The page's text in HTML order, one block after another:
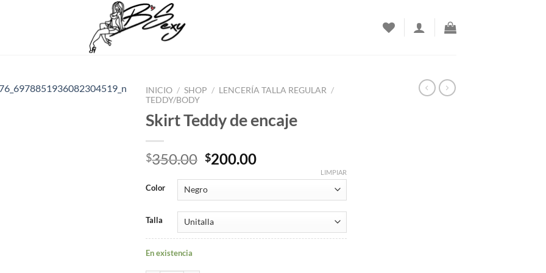
INICIO / SHOP / LENCERÍA TALLA REGULAR /
TEDDY/BODY
Skirt Teddy de encaje
$350.00 Original
was:
$350.00.
$200.00Current
$200.00.
Color
Talla
LIMPIAR
En existencia